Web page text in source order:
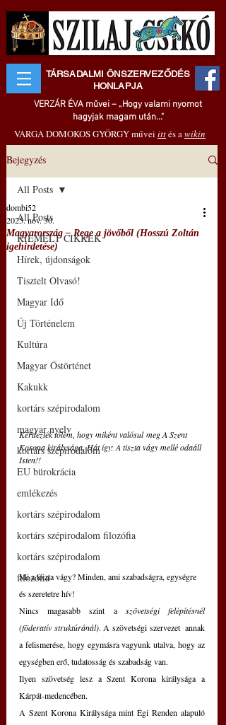
TÁRSADALMI ÖNSZERVEZŐDÉS
HONLAPJA
VERZÁR ÉVA művei – „Hogy valami nyomot
hagyjak magam után..."
VARGA DOMOKOS GYÖRGY művei ittés awikin
Bejegyzés
All Posts
KIEMELT CIKKEK
Hírek, újdonságok
Tisztelt Olvasó!
Magyar Idő
Új Történelem
Kultúra
Magyar Őstörténet
Kakukk
kortárs szépirodalom
magyar nyelv
kortárs szépirodalom
EU bürokrácia
emlékezés
kortárs szépirodalom
kortárs szépirodalom filozófia
kortárs szépirodalom
filozófia
All Posts
Magyarország ‒ Rege a jövőből (Hosszú Zoltán
igehirdetése)
dombi52
2025. nov. 30.
Kérdezték tőlem, hogy miként valósul meg A Szent
Korona királysága. Hát így: A tiszta vágy mellé odaáll
Isten!!
Mi a tiszta vágy? Minden, ami szabadságra, egységre
és szeretetre hív!
Nincs magasabb szint a szövetségi felépítésnél
(föderatív struktúránál). A szövetségi szervezet  annak
a felismerése, hogy egymásra vagyunk utalva, hogy az
egységben erő, tudatosság és szabadság van.
Ilyen szövetség lesz a Szent Korona királysága a
Kárpát-medencében.
A Szent Korona Királysága mint Égi Renden alapuló